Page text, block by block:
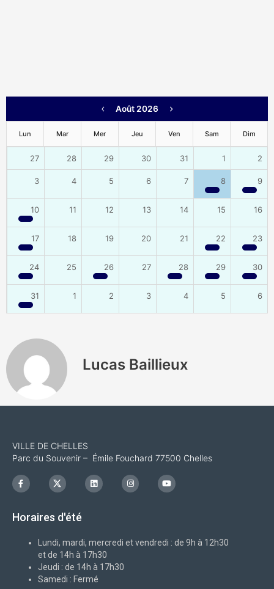
Août 2026
Lun Mar Mer Jeu Ven Sam Dim
27 28 29 30 31 1 2
3 4 5 6 7 8 9
10 11 12 13 14 15 16
17 18 19 20 21 22 23
24 25 26 27 28 29 30
31 1 2 3 4 5 6
Lucas Baillieux
VILLE DE CHELLES
Parc du Souvenir – Émile Fouchard 77500 Chelles
F
a
c
o
I
c
o
x
L
i
n
I
n
s
m
Y
o
u
Horaires d'été
Lundi, mardi, mercredi et vendredi : de 9h à 12h30
et de 14h à 17h30
Jeudi : de 14h à 17h30
Samedi : Fermé